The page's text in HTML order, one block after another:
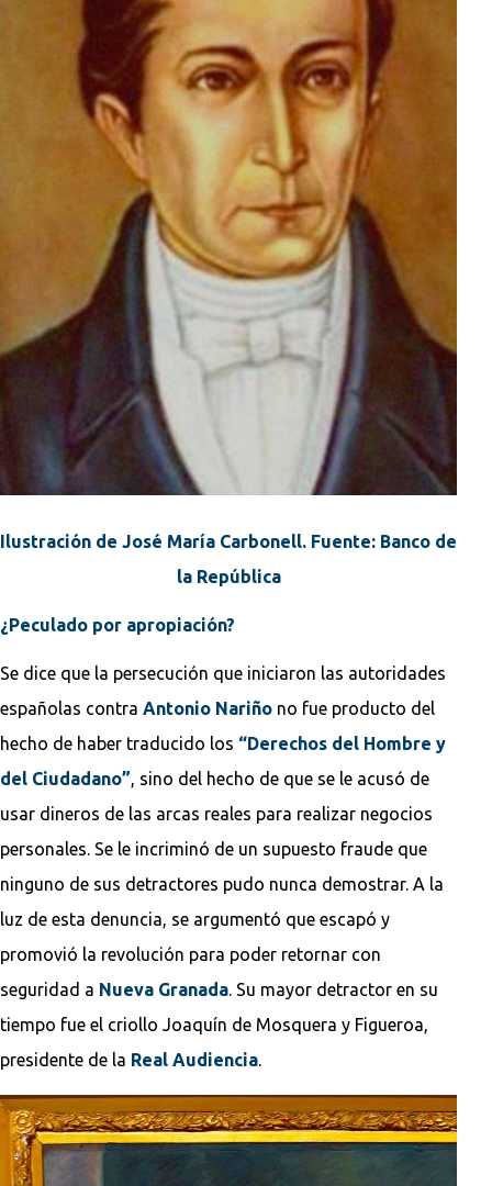
Ilustración de José María Carbonell. Fuente: Banco de
la República
¿Peculado por apropiación?
Se dice que la persecución que iniciaron las autoridades
españolas contra Antonio Nariño no fue producto del
hecho de haber traducido los “Derechos del Hombre y
del Ciudadano”, sino del hecho de que se le acusó de
usar dineros de las arcas reales para realizar negocios
personales. Se le incriminó de un supuesto fraude que
ninguno de sus detractores pudo nunca demostrar. A la
luz de esta denuncia, se argumentó que escapó y
promovió la revolución para poder retornar con
seguridad a Nueva Granada. Su mayor detractor en su
tiempo fue el criollo Joaquín de Mosquera y Figueroa,
presidente de la Real Audiencia.